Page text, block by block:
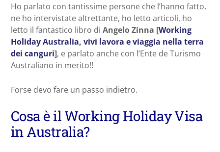
Ho parlato con tantissime persone che l’hanno fatto,
ne ho intervistate altrettante, ho letto articoli, ho
letto il fantastico libro di Angelo Zinna [Working
Holiday Australia, vivi lavora e viaggia nella terra
dei canguri], e parlato anche con l’Ente de Turismo
Australiano in merito!!
Forse devo fare un passo indietro.
Cosa è il Working Holiday Visa
in Australia?